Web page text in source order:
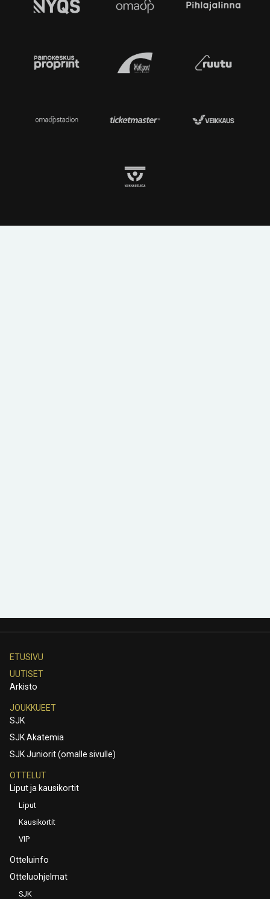
ETUSIVU
UUTISET
Arkisto
JOUKKUEET
SJK
SJK Akatemia
SJK Juniorit (omalle sivulle)
OTTELUT
Liput ja kausikortit
Liput
Kausikortit
VIP
Otteluinfo
Otteluohjelmat
SJK